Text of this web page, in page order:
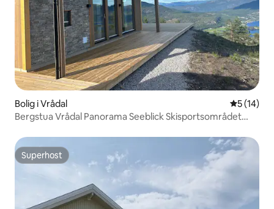
Bolig i Vrådal 5 ud af 5 i
5 (14)
Bergstua Vrådal Panorama Seeblick Skisportsområdet
Superhost
Superhost